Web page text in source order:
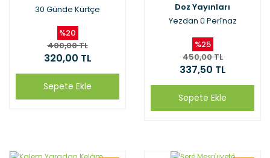
30 Günde Kürtçe
%20
400,00 TL
320,00 TL
Sepete Ekle
Doz Yayınları
Yezdan û Perînaz
%25
450,00 TL
337,50 TL
Sepete Ekle